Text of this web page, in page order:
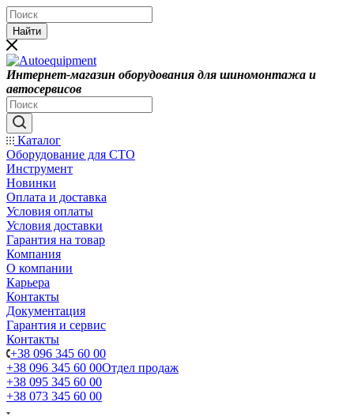
Найти
Интернет-магазин оборудования для шиномонтажа и
автосервисов
Каталог
Оборудование для СТО
Инструмент
Новинки
Оплата и доставка
Условия оплаты
Условия доставки
Гарантия на товар
Компания
О компании
Карьера
Контакты
Документация
Гарантия и сервис
Контакты
+38 096 345 60 00
+38 096 345 60 00Отдел продаж
+38 095 345 60 00
+38 073 345 60 00